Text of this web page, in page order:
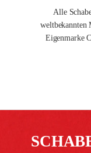
Alle
weltbekannten
Eigenmarke